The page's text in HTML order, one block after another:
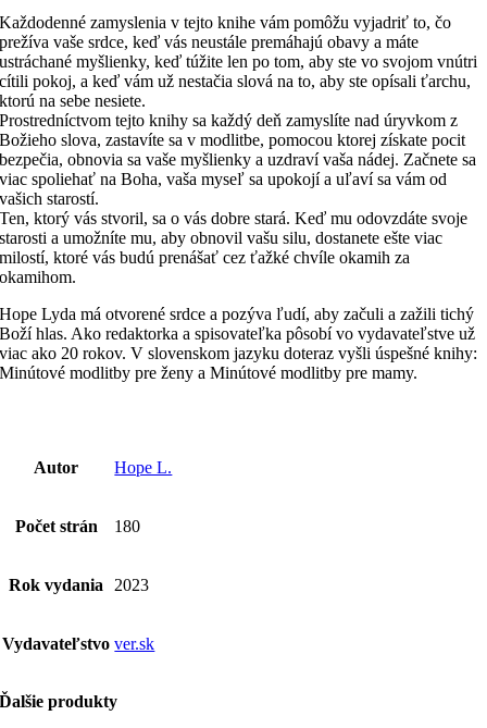
Každodenné zamyslenia v tejto knihe vám pomôžu vyjadriť to, čo
prežíva vaše srdce, keď vás neustále premáhajú obavy a máte
ustráchané myšlienky, keď túžite len po tom, aby ste vo svojom vnútri
cítili pokoj, a keď vám už nestačia slová na to, aby ste opísali ťarchu,
ktorú na sebe nesiete.
Prostredníctvom tejto knihy sa každý deň zamyslíte nad úryvkom z
Božieho slova, zastavíte sa v modlitbe, pomocou ktorej získate pocit
bezpečia, obnovia sa vaše myšlienky a uzdraví vaša nádej. Začnete sa
viac spoliehať na Boha, vaša myseľ sa upokojí a uľaví sa vám od
vašich starostí.
Ten, ktorý vás stvoril, sa o vás dobre stará. Keď mu odovzdáte svoje
starosti a umožníte mu, aby obnovil vašu silu, dostanete ešte viac
milostí, ktoré vás budú prenášať cez ťažké chvíle okamih za
okamihom.
Hope Lyda má otvorené srdce a pozýva ľudí, aby začuli a zažili tichý
Boží hlas. Ako redaktorka a spisovateľka pôsobí vo vydavateľstve už
viac ako 20 rokov. V slovenskom jazyku doteraz vyšli úspešné knihy:
Minútové modlitby pre ženy a Minútové modlitby pre mamy.
Autor Hope L.
Počet strán 180
Rok vydania 2023
Vydavateľstvo ver.sk
Ďalšie produkty